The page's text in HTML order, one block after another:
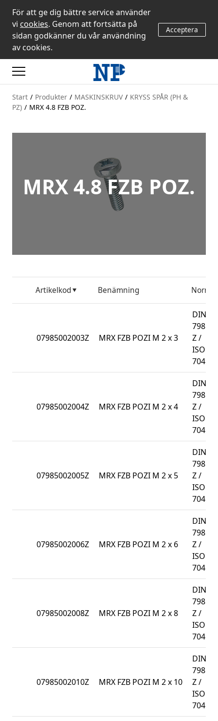
För att ge dig bättre service använder
vi cookies. Genom att fortsätta på
sidan godkänner du vår användning
av cookies.
Acceptera
Start / Produkter / MASKINSKRUV / KRYSS SPÅR (PH &
PZ) / MRX 4.8 FZB POZ.
MRX 4.8 FZB POZ.
Artikelkod Benämning Norm
07985002003Z MRX FZB POZI M 2 x 3
DIN
7985-
Z /
ISO
7045
07985002004Z MRX FZB POZI M 2 x 4
DIN
7985-
Z /
ISO
7045
07985002005Z MRX FZB POZI M 2 x 5
DIN
7985-
Z /
ISO
7045
07985002006Z MRX FZB POZI M 2 x 6
DIN
7985-
Z /
ISO
7045
07985002008Z MRX FZB POZI M 2 x 8
DIN
7985-
Z /
ISO
7045
07985002010Z MRX FZB POZI M 2 x 10
DIN
7985-
Z /
ISO
7045